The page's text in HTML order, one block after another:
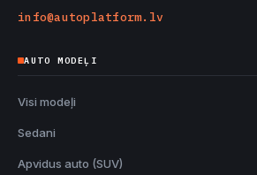
info@autoplatform.lv
AUTO MODEĻI
Visi modeļi
Sedani
Apvidus auto (SUV)